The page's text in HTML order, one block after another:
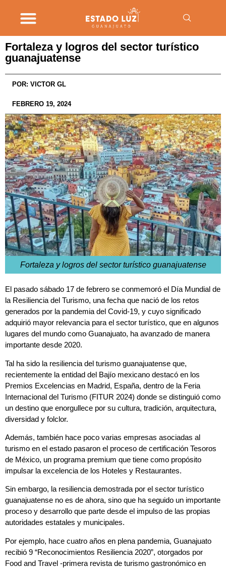
Fortaleza y logros del sector turístico
guanajuatense
POR: VICTOR GL
FEBRERO 19, 2024
Fortaleza y logros del sector turístico guanajuatense
El pasado sábado 17 de febrero se conmemoró el Día Mundial de
la Resiliencia del Turismo, una fecha que nació de los retos
generados por la pandemia del Covid-19, y cuyo significado
adquirió mayor relevancia para el sector turístico, que en algunos
lugares del mundo como Guanajuato, ha avanzado de manera
importante desde 2020.
Tal ha sido la resiliencia del turismo guanajuatense que,
recientemente la entidad del Bajío mexicano destacó en los
Premios Excelencias en Madrid, España, dentro de la Feria
Internacional del Turismo (FITUR 2024) donde se distinguió como
un destino que enorgullece por su cultura, tradición, arquitectura,
diversidad y folclor.
Además, también hace poco varias empresas asociadas al
turismo en el estado pasaron el proceso de certificación Tesoros
de México, un programa premium que tiene como propósito
impulsar la excelencia de los Hoteles y Restaurantes.
Sin embargo, la resiliencia demostrada por el sector turístico
guanajuatense no es de ahora, sino que ha seguido un importante
proceso y desarrollo que parte desde el impulso de las propias
autoridades estatales y municipales.
Por ejemplo, hace cuatro años en plena pandemia, Guanajuato
recibió 9 “Reconocimientos Resiliencia 2020”, otorgados por
Food and Travel -primera revista de turismo gastronómico en